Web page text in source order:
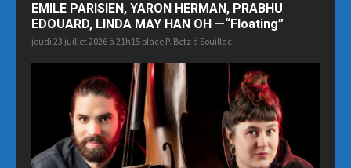
EMILE PARISIEN, YARON HERMAN, PRABHU
EDOUARD, LINDA MAY HAN OH —“Floating”
jeudi 23 juillet 2026 à 21h15 place P. Betz à Souillac